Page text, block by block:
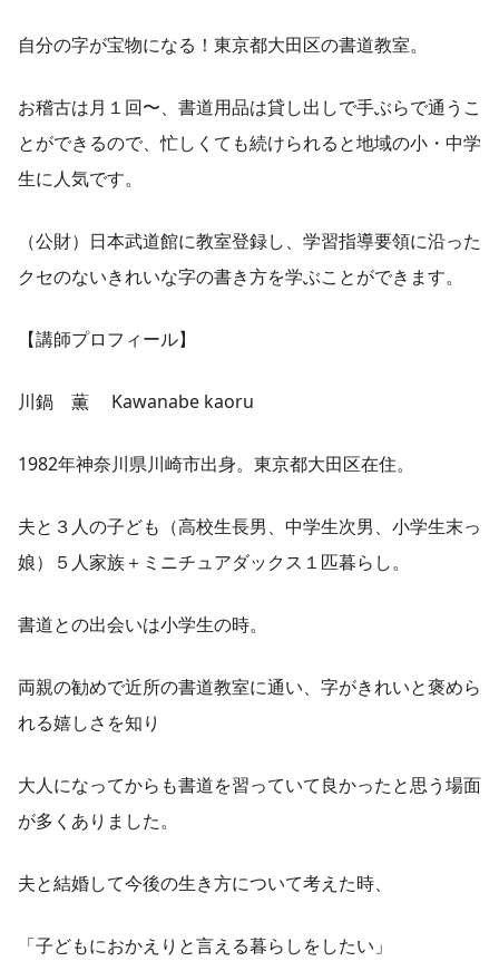
自分の字が宝物になる！東京都大田区の書道教室。
お稽古は月１回〜、書道用品は貸し出しで手ぶらで通うこ
とができるので、忙しくても続けられると地域の小・中学
生に人気です。
（公財）日本武道館に教室登録し、学習指導要領に沿った
クセのないきれいな字の書き方を学ぶことができます。
【講師プロフィール】
川鍋 薫 Kawanabe kaoru
1982年神奈川県川崎市出身。東京都大田区在住。
夫と３人の子ども（高校生長男、中学生次男、小学生末っ
娘）５人家族＋ミニチュアダックス１匹暮らし。
書道との出会いは小学生の時。
両親の勧めで近所の書道教室に通い、字がきれいと褒めら
れる嬉しさを知り
大人になってからも書道を習っていて良かったと思う場面
が多くありました。
夫と結婚して今後の生き方について考えた時、
「子どもにおかえりと言える暮らしをしたい」